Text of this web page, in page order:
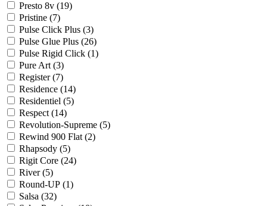
Presto 8v (19)
Pristine (7)
Pulse Click Plus (3)
Pulse Glue Plus (26)
Pulse Rigid Click (1)
Pure Art (3)
Register (7)
Residence (14)
Residentiel (5)
Respect (14)
Revolution-Supreme (5)
Rewind 900 Flat (2)
Rhapsody (5)
Rigit Core (24)
River (5)
Round-UP (1)
Salsa (32)